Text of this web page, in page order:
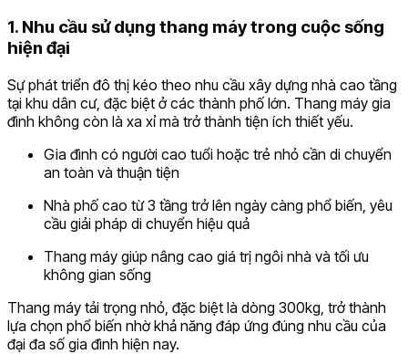
1. Nhu cầu sử dụng thang máy trong cuộc sống
hiện đại
Sự phát triển đô thị kéo theo nhu cầu xây dựng nhà cao tầng
tại khu dân cư, đặc biệt ở các thành phố lớn. Thang máy gia
đình không còn là xa xỉ mà trở thành tiện ích thiết yếu.
Gia đình có người cao tuổi hoặc trẻ nhỏ cần di chuyển
an toàn và thuận tiện
Nhà phố cao từ 3 tầng trở lên ngày càng phổ biến, yêu
cầu giải pháp di chuyển hiệu quả
Thang máy giúp nâng cao giá trị ngôi nhà và tối ưu
không gian sống
Thang máy tải trọng nhỏ, đặc biệt là dòng 300kg, trở thành
lựa chọn phổ biến nhờ khả năng đáp ứng đúng nhu cầu của
đại đa số gia đình hiện nay.